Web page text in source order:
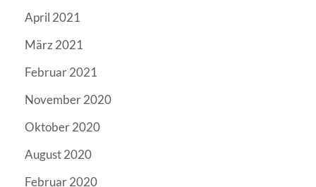
April 2021
März 2021
Februar 2021
November 2020
Oktober 2020
August 2020
Februar 2020